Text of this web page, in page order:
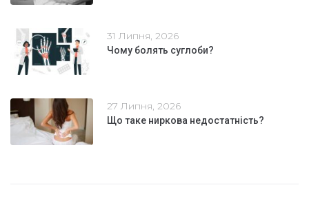
31 Липня, 2026
Чому болять суглоби?
27 Липня, 2026
Що таке ниркова недостатність?